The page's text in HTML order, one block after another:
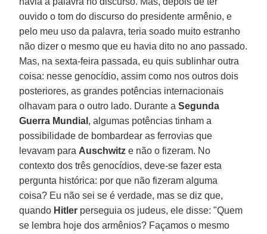
ouvido o tom do discurso do presidente armênio, e
pelo meu uso da palavra, teria soado muito estranho
não dizer o mesmo que eu havia dito no ano passado.
Mas, na sexta-feira passada, eu quis sublinhar outra
coisa: nesse genocídio, assim como nos outros dois
posteriores, as grandes potências internacionais
olhavam para o outro lado. Durante aSegunda
Guerra Mundial , algumas potências tinham a
possibilidade de bombardear as ferrovias que
levavam para Auschwitz e não o fizeram. No
contexto dos três genocídios, deve-se fazer esta
pergunta histórica: por que não fizeram alguma
coisa? Eu não sei se é verdade, mas se diz que,
quando Hitler perseguia os judeus, ele disse: "Quem
se lembra hoje dos armênios? Façamos o mesmo